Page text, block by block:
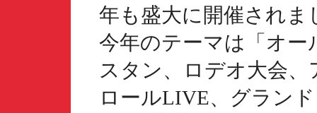
年も盛大に開催されま
今年のテーマは「オ
スタン、ロデオ大会
ロールLIVE、グラン